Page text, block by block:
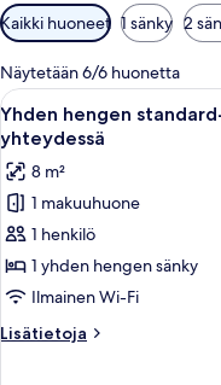
Huoneille
saatavilla
olevia
suodattimia
Kaikki huoneet 1 sänky 2
Näytetään 6/6 huonetta
Avaa
kaikki
huonetyypin
Yhden
hengen
standard-
huone,
kylpyhuone
makuuhuoneen
yhteydessä
13
Yhden hengen
yhteydessä
8 m²
1 makuuhuone
1 henkilö
1 yhden hengen sänky
Ilmainen Wi-Fi
Lisätietoja
Lisätietoja